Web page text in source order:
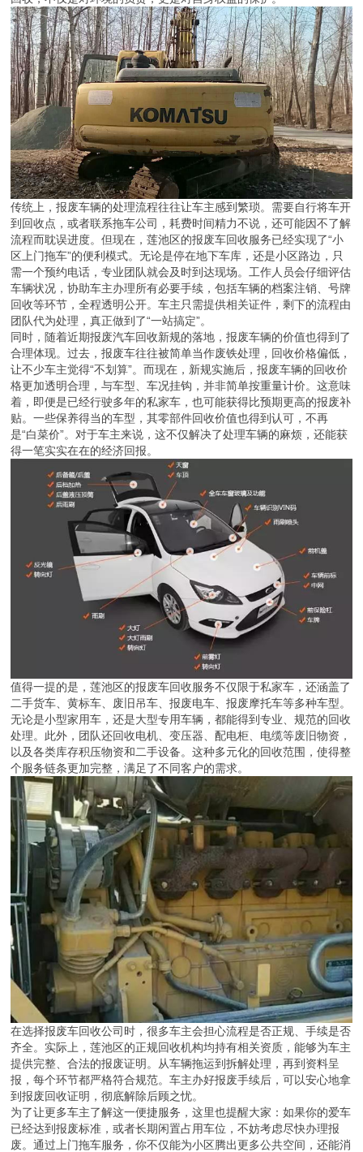
传统上，报废车辆的处理流程往往让车主感到繁琐。需要自行将车开
到回收点，或者联系拖车公司，耗费时间精力不说，还可能因不了解
流程而耽误进度。但现在，莲池区的报废车回收服务已经实现了“小
区上门拖车”的便利模式。无论是停在地下车库，还是小区路边，只
需一个预约电话，专业团队就会及时到达现场。工作人员会仔细评估
车辆状况，协助车主办理所有必要手续，包括车辆的档案注销、号牌
回收等环节，全程透明公开。车主只需提供相关证件，剩下的流程由
团队代为处理，真正做到了“一站搞定”。
同时，随着近期报废汽车回收新规的落地，报废车辆的价值也得到了
合理体现。过去，报废车往往被简单当作废铁处理，回收价格偏低，
让不少车主觉得“不划算”。而现在，新规实施后，报废车辆的回收价
格更加透明合理，与车型、车况挂钩，并非简单按重量计价。这意味
着，即便是已经行驶多年的私家车，也可能获得比预期更高的报废补
贴。一些保养得当的车型，其零部件回收价值也得到认可，不再
是“白菜价”。对于车主来说，这不仅解决了处理车辆的麻烦，还能获
得一笔实实在在的经济回报。
值得一提的是，莲池区的报废车回收服务不仅限于私家车，还涵盖了
二手货车、黄标车、废旧吊车、报废电车、报废摩托车等多种车型。
无论是小型家用车，还是大型专用车辆，都能得到专业、规范的回收
处理。此外，团队还回收电机、变压器、配电柜、电缆等废旧物资，
以及各类库存积压物资和二手设备。这种多元化的回收范围，使得整
个服务链条更加完整，满足了不同客户的需求。
在选择报废车回收公司时，很多车主会担心流程是否正规、手续是否
齐全。实际上，莲池区的正规回收机构均持有相关资质，能够为车主
提供完整、合法的报废证明。从车辆拖运到拆解处理，再到资料呈
报，每个环节都严格符合规范。车主办好报废手续后，可以安心地拿
到报废回收证明，彻底解除后顾之忧。
为了让更多车主了解这一便捷服务，这里也提醒大家：如果你的爱车
已经达到报废标准，或者长期闲置占用车位，不妨考虑尽快办理报
废。通过上门拖车服务，你不仅能为小区腾出更多公共空间，还能消